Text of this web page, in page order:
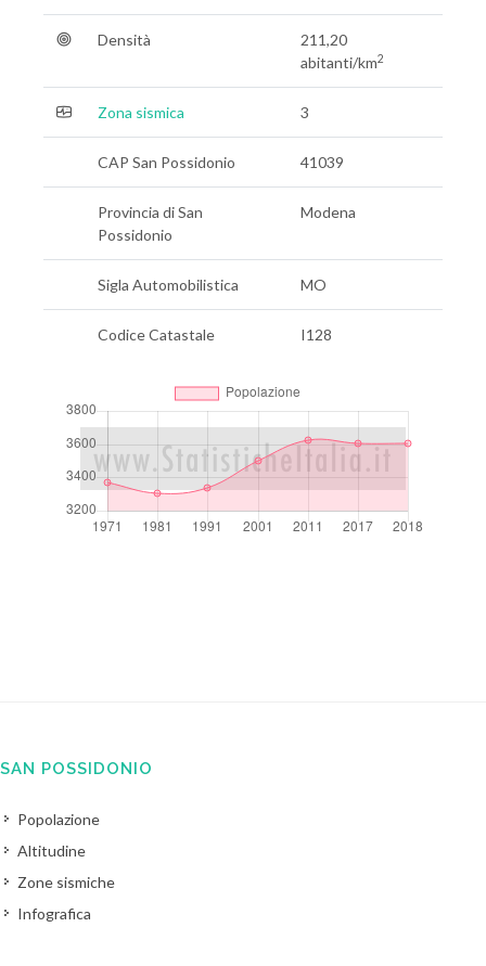
Densità
211,20
abitanti/km2
Zona sismica 3
CAP San Possidonio 41039
Provincia di San
Possidonio
Modena
Sigla Automobilistica MO
Codice Catastale I128
SAN POSSIDONIO
Popolazione
Altitudine
Zone sismiche
Infografica